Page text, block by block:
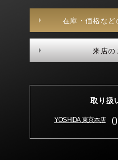
在庫・価格など
来店の
取り扱
YOSHIDA 東京本店